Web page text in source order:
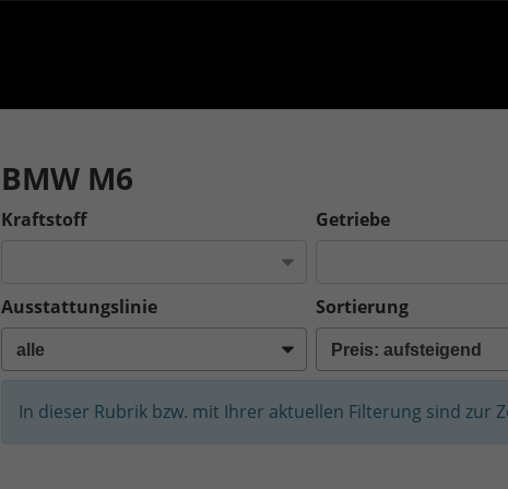
BMW M6
Kraftstoff Getriebe
Ausstattungslinie Sortierung
In dieser Rubrik bzw. mit Ihrer aktuellen Filterung sind zur